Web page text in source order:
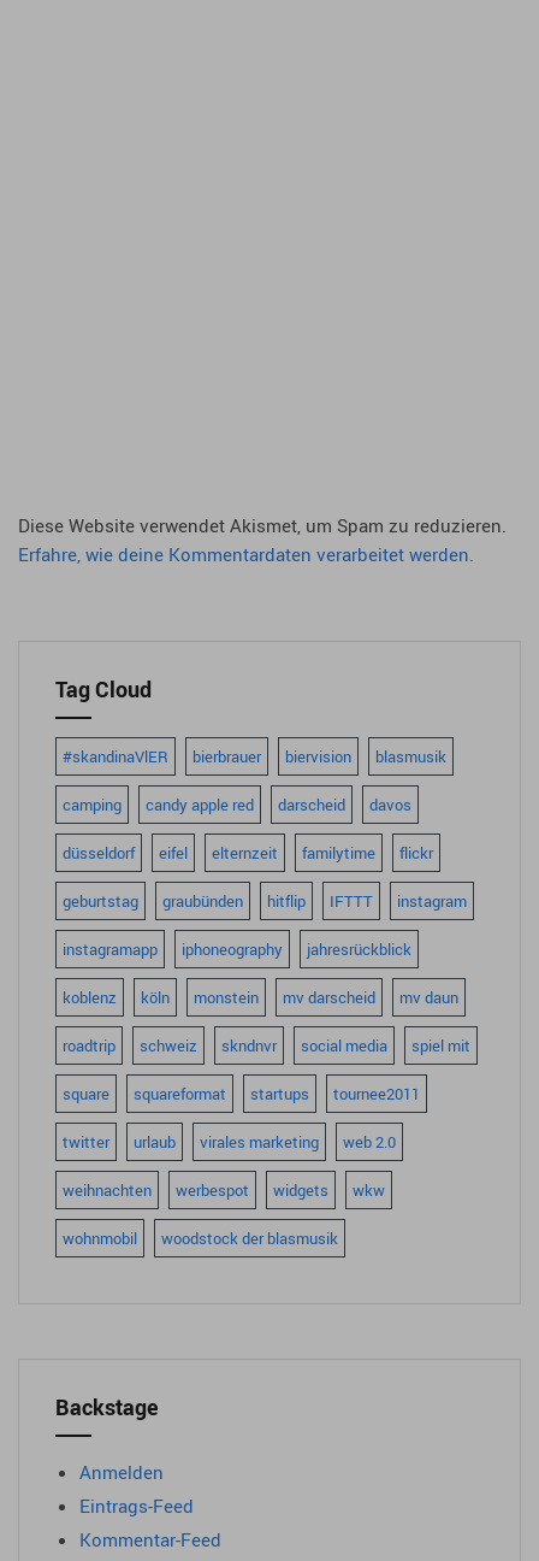
Diese Website verwendet Akismet, um Spam zu reduzieren.
Erfahre, wie deine Kommentardaten verarbeitet werden.
Tag Cloud
#skandinaVlER bierbrauer biervision blasmusik
camping candy apple red darscheid davos
düsseldorf eifel elternzeit familytime flickr
geburtstag graubünden hitflip IFTTT instagram
instagramapp iphoneography jahresrückblick
koblenz köln monstein mv darscheid mv daun
roadtrip schweiz skndnvr social media spiel mit
square squareformat startups tournee2011
twitter urlaub virales marketing web 2.0
weihnachten werbespot widgets wkw
wohnmobil woodstock der blasmusik
Backstage
Anmelden
Eintrags-Feed
Kommentar-Feed